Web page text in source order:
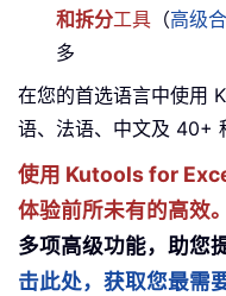
和拆分工具 （高级
多
在您的首选语言中使用
语、法语、中文及 40+
使用 Kutools for
体验前所未有的高效。
多项高级功能，助您
击此处，获取您最需